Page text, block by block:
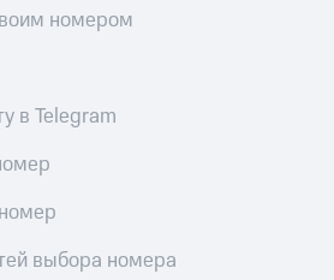
номером
в Telegram
выбора номера